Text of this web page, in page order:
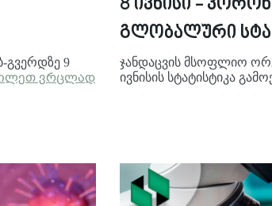
გვერდზე 9
ვრცლად
გლობალური
ჯანდაცვის მსოფლიო
ივნისის სტატისტიკა